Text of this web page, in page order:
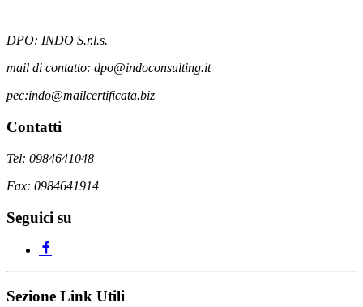
DPO: INDO S.r.l.s.
mail di contatto: dpo@indoconsulting.it
pec:indo@mailcertificata.biz
Contatti
Tel: 0984641048
Fax: 0984641914
Seguici su
Sezione Link Utili